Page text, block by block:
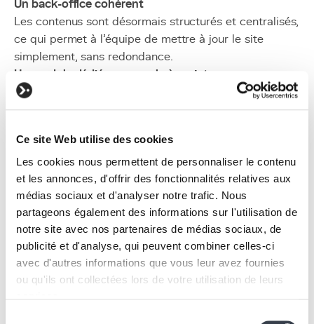
Ce site Web utilise des cookies
Les cookies nous permettent de personnaliser le contenu
et les annonces, d'offrir des fonctionnalités relatives aux
médias sociaux et d'analyser notre trafic. Nous
partageons également des informations sur l'utilisation de
notre site avec nos partenaires de médias sociaux, de
publicité et d'analyse, qui peuvent combiner celles-ci
avec d'autres informations que vous leur avez fournies
ou qu'ils ont collectées lors de votre utilisation de leurs
Un back-office cohérent
Les contenus sont désormais structurés et centralisés,
ce qui permet à l’équipe de mettre à jour le site
simplement, sans redondance.
Un module dédié aux appels à projets
Les appels à projets sont gérés via un outil unique,
adapté aux besoins du Fonds et conçu pour éviter les
Une base technique plus fiable
Wagtail apporte une architecture moderne, sécurisée
et indépendante de plugins, avec des mises à jour
maîtrisées.
Une performance générale améliorée
Le site est plus rapide, plus propre et mieux organisé
pour le SEO.
Une véritable autonomie pour l’équipe
L’administration est à nouveau accessible : le Fonds